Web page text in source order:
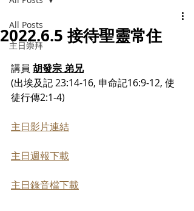
All Posts
主日崇拜
2022.6.5 接待聖靈常住
講員 胡發宗 弟兄
(出埃及記 23:14-16, 申命記16:9-12, 使
徒行傳2:1-4)
主日影片連結
主日週報下載
主日錄音檔下載